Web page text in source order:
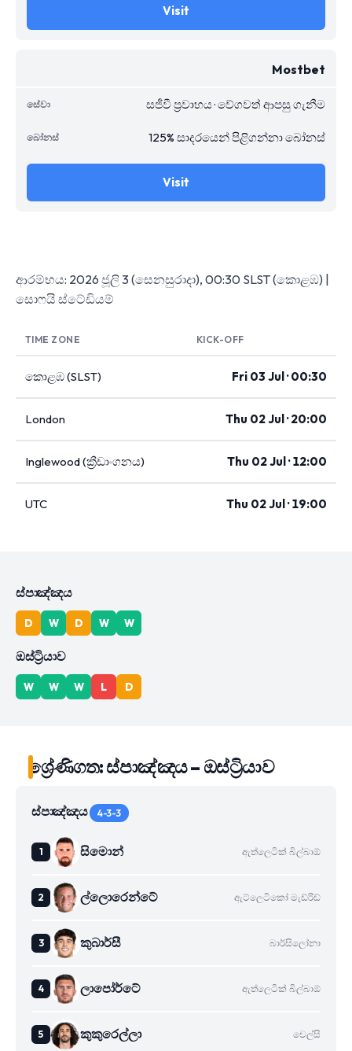
Visit
Mostbet
සජීවී ප්‍රවාහය · වේගවත් ආපසු ගැනීම
125% සාදරයෙන් පිළිගන්නා බෝනස්
Visit
ආරම්භය: 2026 ජූලි 3 (සෙනසුරාදා), 00:30 SLST (කොළඹ) |
සොෆයි ස්ටේඩියම්
TIME ZONE KICK-OFF
කොළඹ (SLST) Fri 03 Jul · 00:30
London Thu 02 Jul · 20:00
Inglewood (ක්‍රීඩාංගනය) Thu 02 Jul · 12:00
UTC Thu 02 Jul · 19:00
ස්පාඤ්ඤය
D W D W W
ඔස්ට්‍රියාව
W W W L D
ශ්‍රේණිගත: ස්පාඤ්ඤය – ඔස්ට්‍රියාව
ස්පාඤ්ඤය 4-3-3
සිමොන් ඇත්ලෙටික් බිල්බාඕ
ල්ලොරෙන්ටේ ඇට්ලෙටිකෝ මැඩ්රිඩ්
කුබාර්සී බාර්සිලෝනා
ලාපෝර්ටේ ඇත්ලෙටික් බිල්බාඕ
කුකුරෙල්ලා චෙල්සි